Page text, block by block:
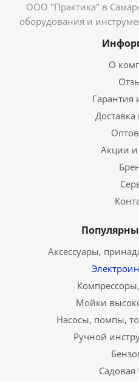
ООО "Практика" в
оборудования и
О
Гарантия
Доставка
Акции и
Аксессуары,
Мойки
Насосы, помпы,
Ручной
Садовая